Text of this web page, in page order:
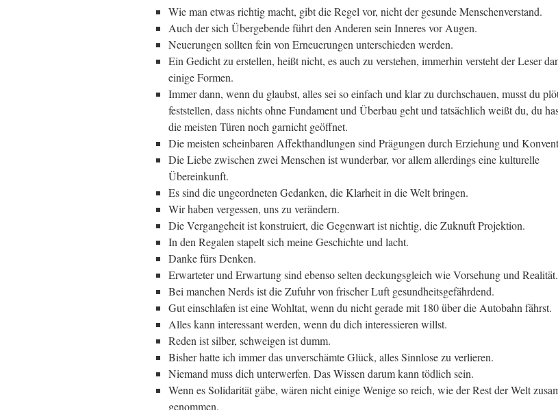
Wie man etwas richtig macht, gibt die Regel vor, nicht der gesunde Menschenverstand.
Auch der sich Übergebende führt den Anderen sein Inneres vor Augen.
Neuerungen sollten fein von Erneuerungen unterschieden werden.
Ein Gedicht zu erstellen, heißt nicht, es auch zu verstehen, immerhin versteht der Leser
einige Formen.
Immer dann, wenn du glaubst, alles sei so einfach und klar zu durchschauen, musst du
feststellen, dass nichts ohne Fundament und Überbau geht und tatsächlich weißt du, du
die meisten Türen noch garnicht geöffnet.
Die meisten scheinbaren Affekthandlungen sind Prägungen durch Erziehung und
Die Liebe zwischen zwei Menschen ist wunderbar, vor allem allerdings eine kulturelle
Übereinkunft.
Es sind die ungeordneten Gedanken, die Klarheit in die Welt bringen.
Wir haben vergessen, uns zu verändern.
Die Vergangeheit ist konstruiert, die Gegenwart ist nichtig, die Zuknuft Projektion.
In den Regalen stapelt sich meine Geschichte und lacht.
Danke fürs Denken.
Erwarteter und Erwartung sind ebenso selten deckungsgleich wie Vorsehung und Realität.
Bei manchen Nerds ist die Zufuhr von frischer Luft gesundheitsgefährdend.
Gut einschlafen ist eine Wohltat, wenn du nicht gerade mit 180 über die Autobahn fährst.
Alles kann interessant werden, wenn du dich interessieren willst.
Reden ist silber, schweigen ist dumm.
Bisher hatte ich immer das unverschämte Glück, alles Sinnlose zu verlieren.
Niemand muss dich unterwerfen. Das Wissen darum kann tödlich sein.
Wenn es Solidarität gäbe, wären nicht einige Wenige so reich, wie der Rest der Welt
genommen.